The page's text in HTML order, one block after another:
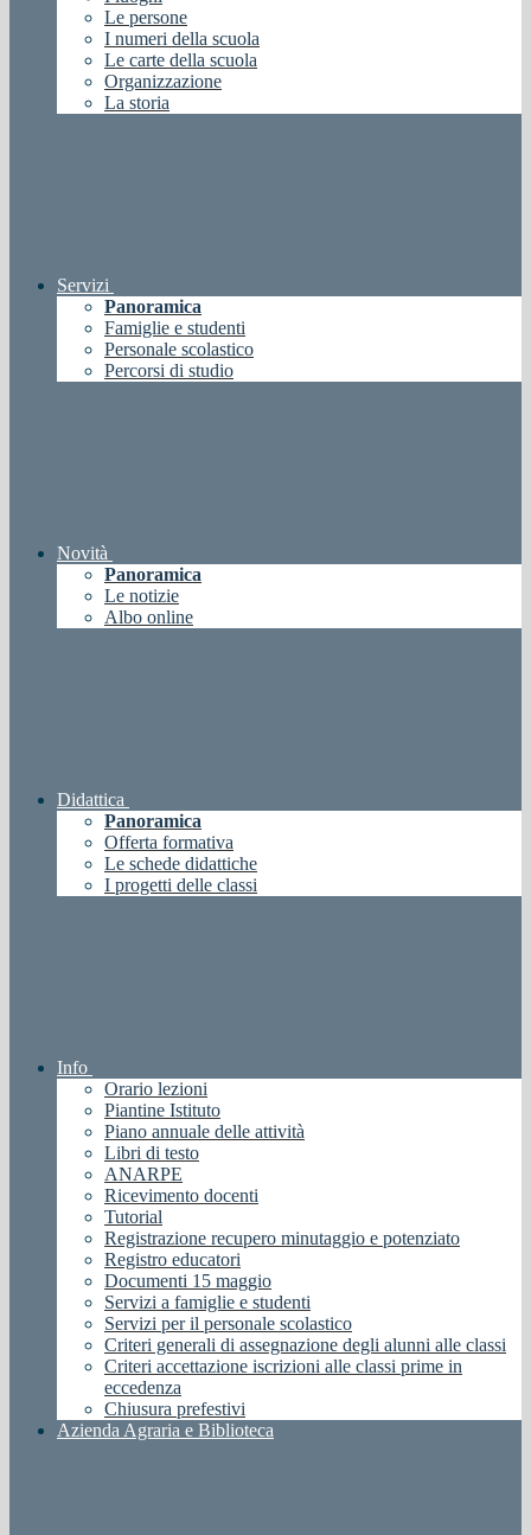
Le persone
I numeri della scuola
Le carte della scuola
Organizzazione
La storia
Servizi
Panoramica
Famiglie e studenti
Personale scolastico
Percorsi di studio
Novità
Panoramica
Le notizie
Albo online
Didattica
Panoramica
Offerta formativa
Le schede didattiche
I progetti delle classi
Info
Orario lezioni
Piantine Istituto
Piano annuale delle attività
Libri di testo
ANARPE
Ricevimento docenti
Tutorial
Registrazione recupero minutaggio e potenziato
Registro educatori
Documenti 15 maggio
Servizi a famiglie e studenti
Servizi per il personale scolastico
Criteri generali di assegnazione degli alunni alle classi
Criteri accettazione iscrizioni alle classi prime in
eccedenza
Chiusura prefestivi
Azienda Agraria e Biblioteca